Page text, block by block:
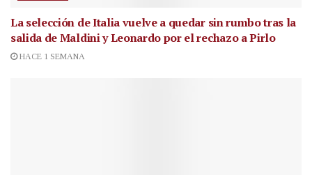
La selección de Italia vuelve a quedar sin rumbo tras la
salida de Maldini y Leonardo por el rechazo a Pirlo
HACE 1 SEMANA